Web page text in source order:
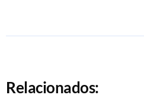
Relacionados: